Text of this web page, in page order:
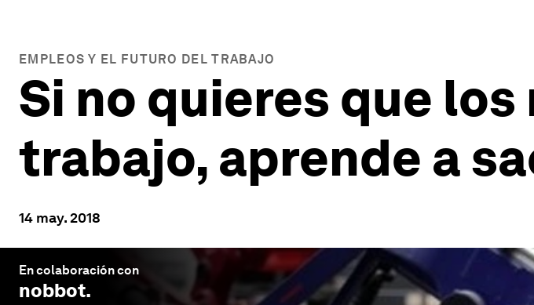
EMPLEOS Y EL FUTURO DEL TRABAJO
Si no quieres que
trabajo, aprende a
14 may. 2018
En colaboración con
nobbot.